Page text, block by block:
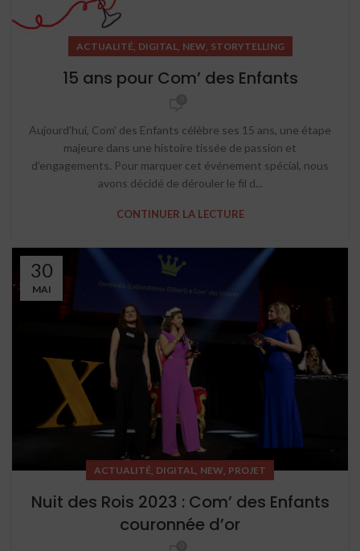
ACTUALITÉ, DIGITAL, NEW, STORYTELLING
15 ans pour Com’ des Enfants
Aujourd'hui, Com' des Enfants célèbre ses 15 ans, une étape
majeure dans une histoire tissée de passion et
d’engagements. Pour marquer cet événement spécial, nous
avons décidé de dérouler le fil d...
CONTINUER LA LECTURE
30
MAI
ACTUALITÉ, DIGITAL, NEW, PROJET
Nuit des Rois 2023 : Com’ des Enfants
couronnée d’or